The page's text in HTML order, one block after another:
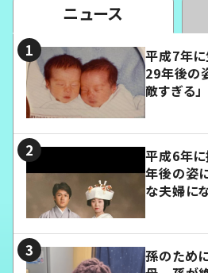
ニュース
平成7年
29年後の
敵すぎる」
平成6年
年後の姿
な夫婦に
孫のため